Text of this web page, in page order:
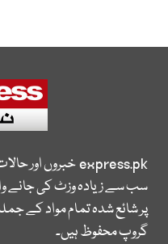
express.pkخبروں اور
سب سے زیادہ وزٹ کی جانے
پر شائع شدہ تمام مواد کے
گروپ محفوظ ہیں۔